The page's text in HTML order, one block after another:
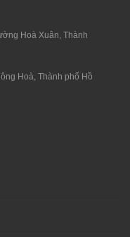
Hoà Xuân, Thành
Hoà, Thành phố Hồ